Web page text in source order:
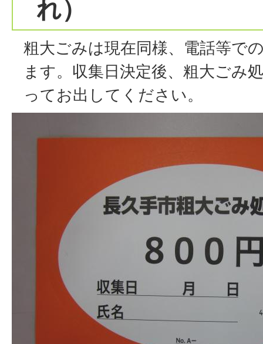
れ）
粗大ごみは現在同様、電話等で
ます。収集日決定後、粗大ごみ
ってお出してください。